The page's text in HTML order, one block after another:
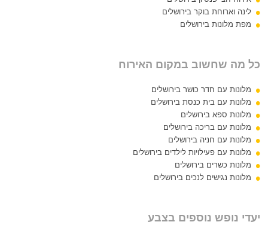
לינה וארוחת בוקר בירושלים
מפת מלונות בירושלים
כל מה שחשוב במקום האירוח
מלונות עם חדר כושר בירושלים
מלונות עם בית כנסת בירושלים
מלונות ספא בירושלים
מלונות עם בריכה בירושלים
מלונות עם חניה בירושלים
מלונות עם פעילויות לילדים בירושלים
מלונות כשרים בירושלים
מלונות נגישים לנכים בירושלים
יעדי נופש נוספים בצבע